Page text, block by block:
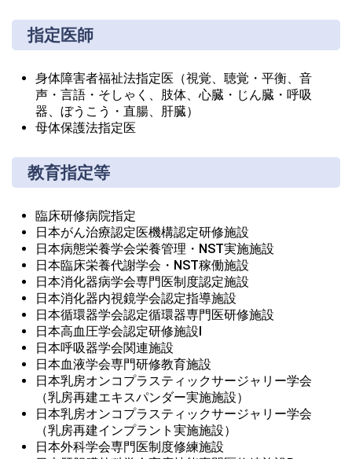
指定医師
身体障害者福祉法指定医（視覚、聴覚・平衡、音
声・言語・そしゃく、肢体、心臓・じん臓・呼吸
器、ぼうこう・直腸、肝臓）
母体保護法指定医
教育指定等
臨床研修病院指定
日本がん治療認定医機構認定研修施設
日本病態栄養学会栄養管理・NST実施施設
日本臨床栄養代謝学会・NST稼働施設
日本消化器病学会専門医制度認定施設
日本消化器内視鏡学会認定指導施設
日本循環器学会認定循環器専門医研修施設
日本高血圧学会認定研修施設I
日本呼吸器学会関連施設
日本血液学会専門研修教育施設
日本乳房オンコプラスティックサージャリー学会
（乳房再建エキスパンダー実施施設）
日本乳房オンコプラスティックサージャリー学会
（乳房再建インプラント実施施設）
日本外科学会専門医制度修練施設